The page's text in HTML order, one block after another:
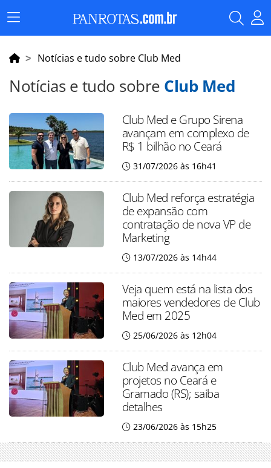
Menu
Principal
Notícias e tudo sobre Club Med
Notícias e tudo sobre Club Med
Club Med e Grupo Sirena
avançam em complexo de
R$ 1 bilhão no Ceará
31/07/2026 às 16h41
Club Med reforça estratégia
de expansão com
contratação de nova VP de
Marketing
13/07/2026 às 14h44
Veja quem está na lista dos
maiores vendedores de Club
Med em 2025
25/06/2026 às 12h04
Club Med avança em
projetos no Ceará e
Gramado (RS); saiba
detalhes
23/06/2026 às 15h25